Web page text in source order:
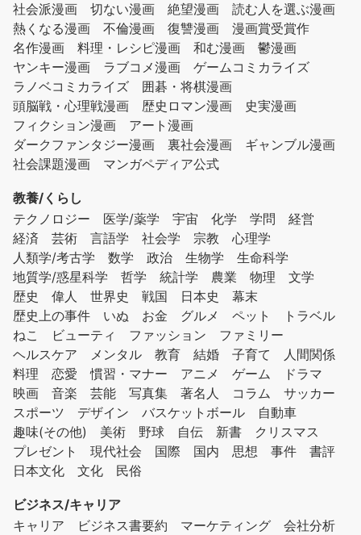
社会派漫画
切ない漫画 絶望漫画
読む人を選ぶ漫画
熱くなる漫画
不倫漫画 復讐漫画
漫画賞受賞作
名作漫画
料理・レシピ漫画 和む漫画
鬱漫画
ヤンキー漫画
ラブコメ漫画
ゲームコミカライズ
ラノベコミカライズ
囲碁・将棋漫画
頭脳戦・心理戦漫画
歴史ロマン漫画
史実漫画
フィクション漫画
アート漫画
ダークファンタジー漫画
裏社会漫画
ギャンブル漫画
社会課題漫画
マンガペディア公式
教養/くらし
テクノロジー
医学/薬学 宇宙 化学 学問
経営
経済
芸術 言語学 社会学 宗教
心理学
人類学/考古学
数学 政治 生物学
生命科学
地質学/惑星科学
哲学 統計学 農業 物理
文学
歴史
偉人 世界史 戦国 日本史
幕末
歴史上の事件
いぬ お金 グルメ ペット
トラベル
ねこ
ビューティ ファッション
ファミリー
ヘルスケア
メンタル 教育 結婚 子育て
人間関係
料理
恋愛 慣習・マナー アニメ ゲーム
ドラマ
映画
音楽 芸能 写真集 著名人 コラム
サッカー
スポーツ
デザイン バスケットボール
自動車
趣味(その他)
美術 野球 自伝 新書
クリスマス
プレゼント
現代社会 国際 国内 思想 事件
書評
日本文化
文化 民俗
ビジネス/キャリア
キャリア
ビジネス書要約 マーケティング
会社分析